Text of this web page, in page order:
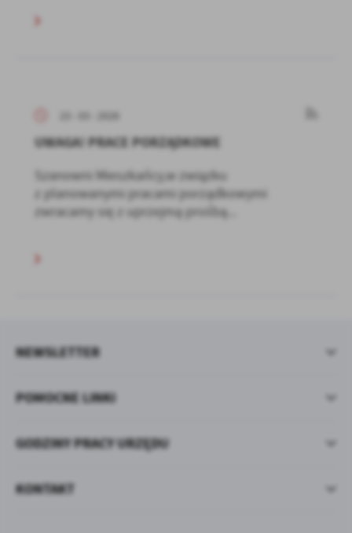
23 - 03 - 2026
UWAGA! PRACE PORZĄDKOWE
Szanowni Mieszkańcy,w związku
z planowanymi pracami porządkowymi
zwracamy się z uprzejmą prośbą...
POMOCNE LINKI
NEWSLETTER
GODZINY PRACY URZĘDU
KONTAKT